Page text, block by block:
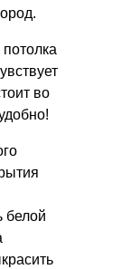
во
белой